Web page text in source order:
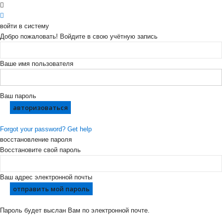
войти в систему
Добро пожаловать! Войдите в свою учётную запись
Ваше имя пользователя
Ваш пароль
Forgot your password? Get help
восстановление пароля
Восстановите свой пароль
Ваш адрес электронной почты
Пароль будет выслан Вам по электронной почте.